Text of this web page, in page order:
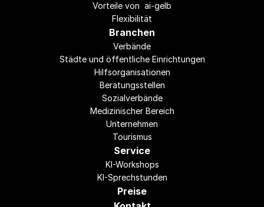
Vorteile von  ai-gelb
Flexibilität
Branchen
Verbände
Städte und öffentliche Einrichtungen
Hilfsorganisationen
Beratungsstellen
Sozialverbände
Medizinischer Bereich
Unternehmen
Tourismus
Service
KI-Workshops
KI-Sprechstunden
Preise